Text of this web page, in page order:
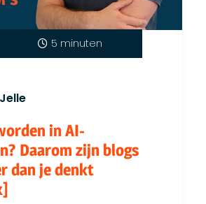
5 minuten
in AI-
Daarom zijn blogs
dan je denkt